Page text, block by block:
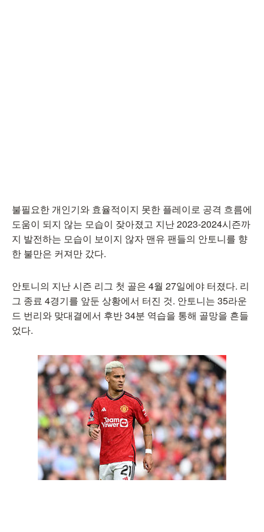
불필요한 개인기와 효율적이지 못한 플레이로 공격 흐름에
도움이 되지 않는 모습이 잦아졌고 지난 2023-2024시즌까
지 발전하는 모습이 보이지 않자 맨유 팬들의 안토니를 향
한 불만은 커져만 갔다.
안토니의 지난 시즌 리그 첫 골은 4월 27일에야 터졌다. 리
그 종료 4경기를 앞둔 상황에서 터진 것. 안토니는 35라운
드 번리와 맞대결에서 후반 34분 역습을 통해 골망을 흔들
었다.